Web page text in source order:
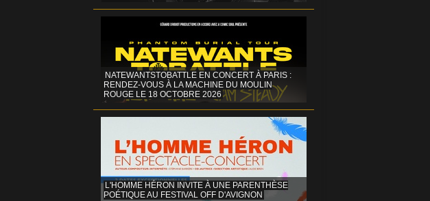
NATEWANTSTOBATTLE EN CONCERT À PARIS :
RENDEZ-VOUS À LA MACHINE DU MOULIN
ROUGE LE 18 OCTOBRE 2026
L'HOMME HÉRON INVITE À UNE PARENTHÈSE
POÉTIQUE AU FESTIVAL OFF D'AVIGNON